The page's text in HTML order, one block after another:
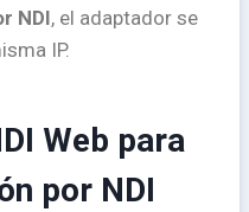
NDI, el adaptador se
IP.
Web para
por NDI